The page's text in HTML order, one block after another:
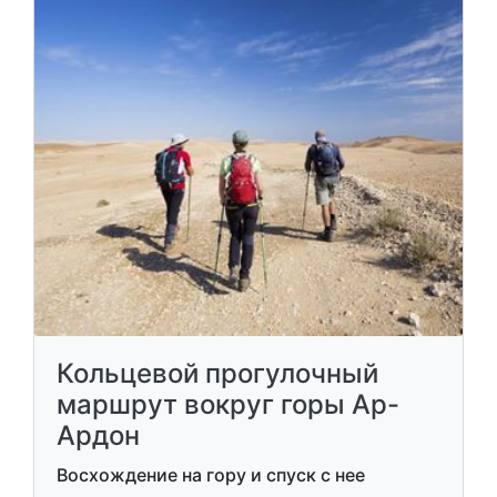
Кольцевой прогулочный
маршрут вокруг горы Ар-
Ардон
Восхождение на гору и спуск с нее